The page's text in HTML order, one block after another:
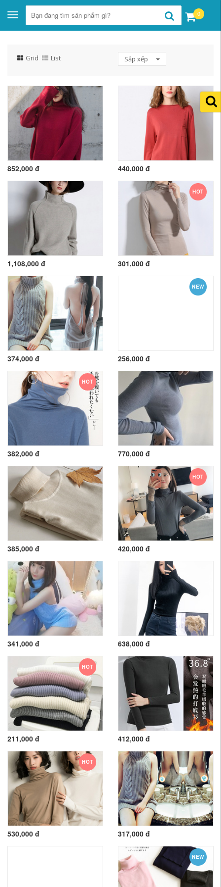
Toggle
navigation
0
Grid List Sắp xếp
852,000 đ 440,000 đ
1,108,000 đ
HOT
301,000 đ
374,000 đ
NEW
256,000 đ
HOT
382,000 đ 770,000 đ
385,000 đ
HOT
420,000 đ
341,000 đ 638,000 đ
HOT
211,000 đ 412,000 đ
HOT
530,000 đ 317,000 đ
NEW